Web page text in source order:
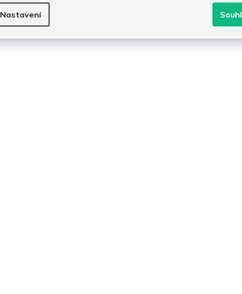
Nastavení pomáhá udržet zásoby
dřevopředstavují dlouhodobé řešení pro každou zahradu nebo dvůr a